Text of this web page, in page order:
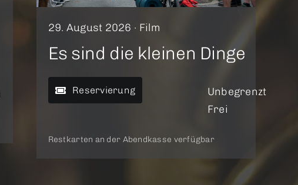
29. August 2026 · Film
Es sind die kleinen Dinge
Reservierung
Unbegrenzt
Frei
Restkarten an der Abendkasse verfügbar